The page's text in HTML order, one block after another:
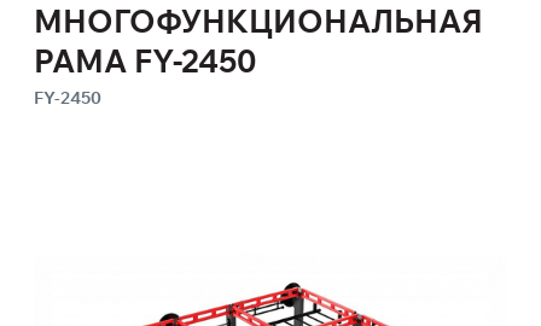
МНОГОФУНКЦИОНАЛЬНАЯ
РАМА FY-2450
FY-2450